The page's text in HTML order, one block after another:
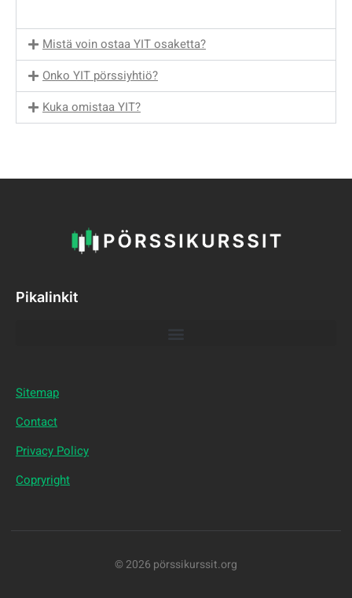
Mistä voin ostaa YIT osaketta?
Onko YIT pörssiyhtiö?
Kuka omistaa YIT?
Pikalinkit
Sitemap
Contact
Privacy Policy
Copryright
© 2026 pörssikurssit.org